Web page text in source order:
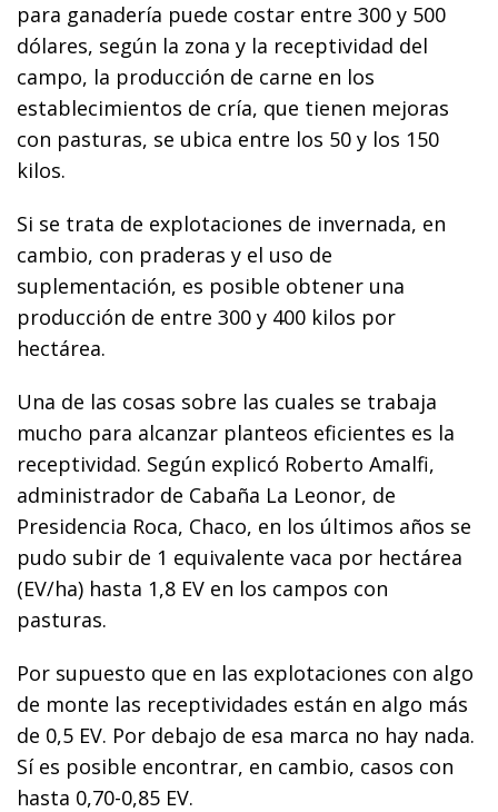
para ganadería puede costar entre 300 y 500
dólares, según la zona y la receptividad del
campo, la producción de carne en los
establecimientos de cría, que tienen mejoras
con pasturas, se ubica entre los 50 y los 150
kilos.
Si se trata de explotaciones de invernada, en
cambio, con praderas y el uso de
suplementación, es posible obtener una
producción de entre 300 y 400 kilos por
hectárea.
Una de las cosas sobre las cuales se trabaja
mucho para alcanzar planteos eficientes es la
receptividad. Según explicó Roberto Amalfi,
administrador de Cabaña La Leonor, de
Presidencia Roca, Chaco, en los últimos años se
pudo subir de 1 equivalente vaca por hectárea
(EV/ha) hasta 1,8 EV en los campos con
pasturas.
Por supuesto que en las explotaciones con algo
de monte las receptividades están en algo más
de 0,5 EV. Por debajo de esa marca no hay nada.
Sí es posible encontrar, en cambio, casos con
hasta 0,70-0,85 EV.